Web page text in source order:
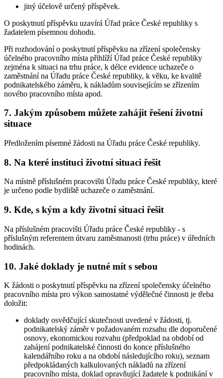
jiný účelově určený příspěvek.
O poskytnutí příspěvku uzavírá Úřad práce České republiky s
žadatelem písemnou dohodu.
Při rozhodování o poskytnutí příspěvku na zřízení společensky
účelného pracovního místa přihlíží Úřad práce České republiky
zejména k situaci na trhu práce, k délce evidence uchazeče o
zaměstnání na Úřadu práce České republiky, k věku, ke kvalitě
podnikatelského záměru, k nákladům souvisejícím se zřízením
nového pracovního místa apod.
7. Jakým způsobem můžete zahájit řešení životní
situace
Předložením písemné žádosti na Úřadu práce České republiky.
8. Na které instituci životní situaci řešit
Na místně příslušném pracovišti Úřadu práce České republiky, které
je určeno podle bydliště uchazeče o zaměstnání.
9. Kde, s kým a kdy životní situaci řešit
Na příslušném pracovišti Úřadu práce České republiky - s
příslušným referentem útvaru zaměstnanosti (trhu práce) v úředních
hodinách.
10. Jaké doklady je nutné mít s sebou
K žádosti o poskytnutí příspěvku na zřízení společensky účelného
pracovního místa pro výkon samostatné výdělečné činnosti je třeba
doložit:
doklady osvědčující skutečnosti uvedené v žádosti, tj.
podnikatelský záměr v požadovaném rozsahu dle doporučené
osnovy, ekonomickou rozvahu (předpoklad na období od
zahájení podnikatelské činnosti do konce příslušného
kalendářního roku a na období následujícího roku), seznam
předpokládaných kalkulovaných nákladů na zřízení
pracovního místa, doklad opravňující žadatele k podnikání v